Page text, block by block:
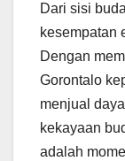
Dari sisi
kesempatan
Dengan
Gorontalo
menjual
kekayaan
adalah